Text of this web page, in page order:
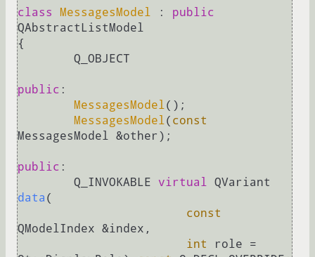
class MessagesModel : public
QAbstractListModel
{
public :
MessagesModel();
MessagesModel( const
MessagesModel &other);
public :
Q_INVOKABLE virtual
data (
const
QModelIndex &index,
int
role =